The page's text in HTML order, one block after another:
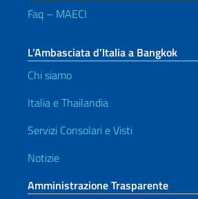
Faq – MAECI
L’Ambasciata d’Italia a Bangkok
Chi siamo
Italia e Thailandia
Servizi Consolari e Visti
Notizie
Amministrazione Trasparente